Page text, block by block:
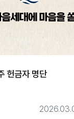
헌금자 명단